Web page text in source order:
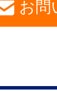
お問